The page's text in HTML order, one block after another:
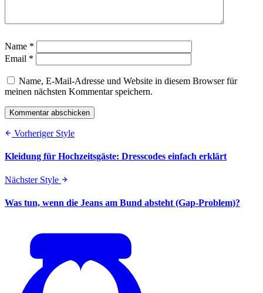
Name *
Email *
Name, E-Mail-Adresse und Website in diesem Browser für
meinen nächsten Kommentar speichern.
Vorheriger Style
Kleidung für Hochzeitsgäste: Dresscodes einfach erklärt
Nächster Style
Was tun, wenn die Jeans am Bund absteht (Gap-Problem)?